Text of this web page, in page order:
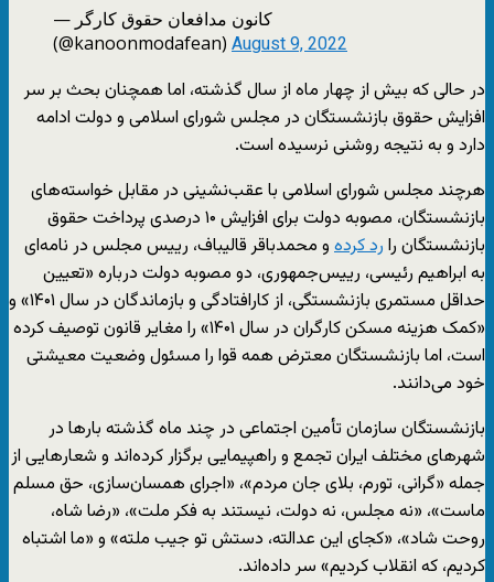
— کانون مدافعان حقوق کارگر
(@kanoonmodafean) August 9, 2022
در حالی که بیش از چهار ماه از سال گذشته، اما همچنان بحث بر سر
افزایش حقوق بازنشستگان در مجلس شورای اسلامی و دولت ادامه
دارد و به نتیجه روشنی نرسیده است.
هرچند مجلس شورای اسلامی با عقب‌نشینی در مقابل خواسته‌های
بازنشستگان، مصوبه دولت برای افزایش ۱۰ درصدی پرداخت حقوق
بازنشستگان را رد کرده و محمدباقر قالیباف، رییس مجلس در نامه‌ای
به ابراهیم رئیسی، رییس‌جمهوری، دو مصوبه دولت درباره «تعیین
حداقل مستمری بازنشستگی، از کارافتادگی و بازماندگان در سال ۱۴۰۱» و
«کمک هزینه مسکن کارگران در سال ۱۴۰۱» را مغایر قانون توصیف کرده
است، اما بازنشستگان معترض همه قوا را مسئول وضعیت معیشتی
خود می‌دانند.
بازنشستگان سازمان تأمین اجتماعی در چند ماه گذشته بارها در
شهرهای مختلف ایران تجمع و راهپیمایی برگزار کرده‌اند و شعارهایی از
جمله «گرانی، تورم، بلای جان مردم»، «اجرای همسان‌سازی، حق مسلم
ماست»، «نه مجلس، نه دولت، نیستند به فکر ملت»، «رضا شاه،
روحت شاد»، «کجای این عدالته، دستش تو جیب ملته» و «ما اشتباه
کردیم، که انقلاب کردیم» سر داده‌اند.